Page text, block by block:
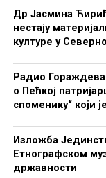
Др Јасмина
нестају
културе у
Радио
о Пећкој
споменику“ који
Изложба
Етнографском
државности